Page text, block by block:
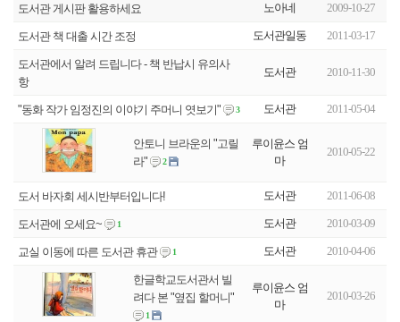
도서관 게시판 활용하세요 노아네 2009-10-27
도서관 책 대출 시간 조정 도서관일동 2011-03-17
도서관에서 알려 드립니다 - 책 반납시 유의사
항
도서관 2010-11-30
"동화 작가 임정진의 이야기 주머니 엿보기" 3 도서관 2011-05-04
안토니 브라운의 "고릴
라"
2
루이윤스 엄
마
2010-05-22
도서 바자회 세시반부터입니다! 도서관 2011-06-08
도서관에 오세요~ 1 도서관 2010-03-09
교실 이동에 따른 도서관 휴관 1 도서관 2010-04-06
한글학교도서관서 빌
려다 본 "옆집 할머니"
1
루이윤스 엄
마
2010-03-26